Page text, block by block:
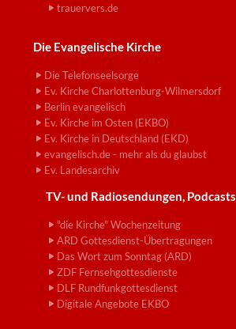
trauervers.de
Die Evangelische Kirche
Die Telefonseelsorge
Ev. Kirche Charlottenburg-Wilmersdorf
Berlin evangelisch
Ev. Kirche im Osten (EKBO)
Ev. Kirche in Deutschland (EKD)
evangelisch.de - mehr als du glaubst
Ev. Landesarchiv
TV- und Radiosendungen, Podcasts
"die Kirche" Wochenzeitung
ARD Gottesdienst-Übertragungen
Das Wort zum Sonntag (ARD)
ZDF Fernsehgottesdienste
DLF Rundfunkgottesdienst
Digitale Angebote EKBO